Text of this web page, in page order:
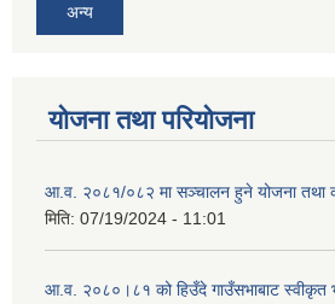
अन्य
योजना तथा परियोजना
आ.व. २०८१/०८२ मा सञ्चालन हुने योजना तथा
मिति: 07/19/2024 - 11:01
आ.व. २०८०।८१ को हिउँदे गाउँसभाबाट स्वीकृत